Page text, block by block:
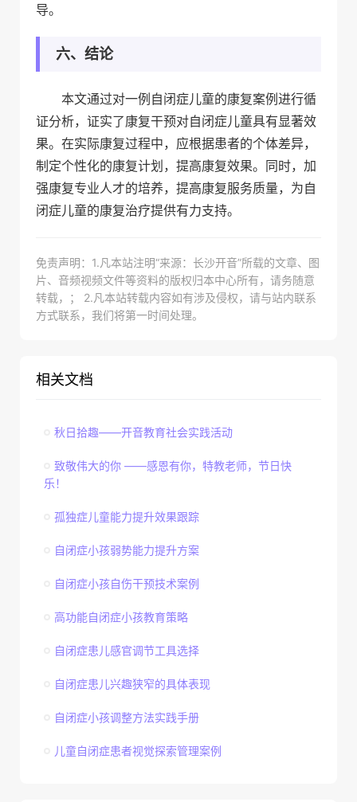
导。
六、结论
本文通过对一例自闭症儿童的康复案例进行循
证分析，证实了康复干预对自闭症儿童具有显著效
果。在实际康复过程中，应根据患者的个体差异，
制定个性化的康复计划，提高康复效果。同时，加
强康复专业人才的培养，提高康复服务质量，为自
闭症儿童的康复治疗提供有力支持。
免责声明：1.凡本站注明“来源：长沙开音”所载的文章、图
片、音频视频文件等资料的版权归本中心所有，请务随意
转载，； 2.凡本站转载内容如有涉及侵权，请与站内联系
方式联系，我们将第一时间处理。
相关文档
秋日拾趣——开音教育社会实践活动
致敬伟大的你 ——感恩有你，特教老师，节日快
乐！
孤独症儿童能力提升效果跟踪
自闭症小孩弱势能力提升方案
自闭症小孩自伤干预技术案例
高功能自闭症小孩教育策略
自闭症患儿感官调节工具选择
自闭症患儿兴趣狭窄的具体表现
自闭症小孩调整方法实践手册
儿童自闭症患者视觉探索管理案例